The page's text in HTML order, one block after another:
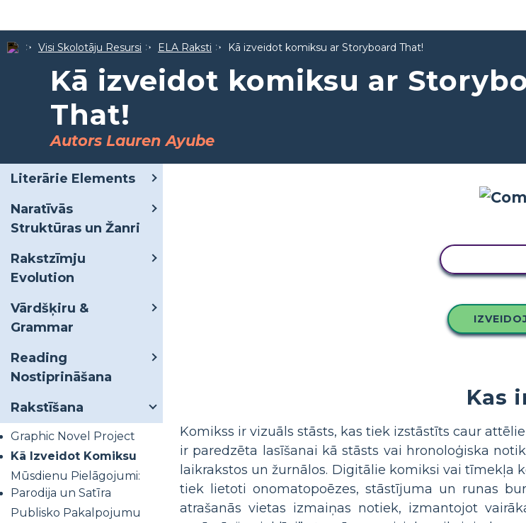
Visi Skolotāju Resursi ELA Raksti Kā izveidot komiksu ar Storyboard That!
Kā izveidot komiksu ar
That!
Autors Lauren Ayube
Literārie Elements
Naratīvās
Struktūras un Žanri
Rakstzīmju
Evolution
Vārdšķiru &
Grammar
Reading
Nostiprināšana
Rakstīšana
Graphic Novel Project
Kā Izveidot Komiksu
Mūsdienu Pielāgojumi:
Parodija un Satīra
Publisko Pakalpojumu
Kas
Komikss ir vizuāls stāsts, kas tiek izstāstīts caur
ir paredzēta lasīšanai kā stāsts vai hronoloģiska
laikrakstos un žurnālos. Digitālie komiksi vai tīmekļa
tiek lietoti onomatopoēzes, stāstījuma un runas
atrašanās vietas izmaiņas notiek, izmantojot